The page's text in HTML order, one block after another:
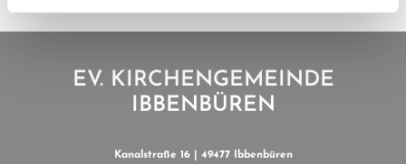
EV. KIRCHENGEMEINDE
IBBENBÜREN
Kanalstraße 16 | 49477 Ibbenbüren